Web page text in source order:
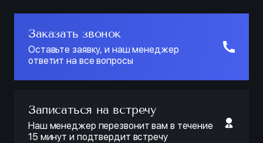
Заказать звонок
Оставьте заявку, и наш менеджер
ответит на все вопросы
Записаться на встречу
Наш менеджер перезвонит вам в течение
15 минут и подтвердит встречу